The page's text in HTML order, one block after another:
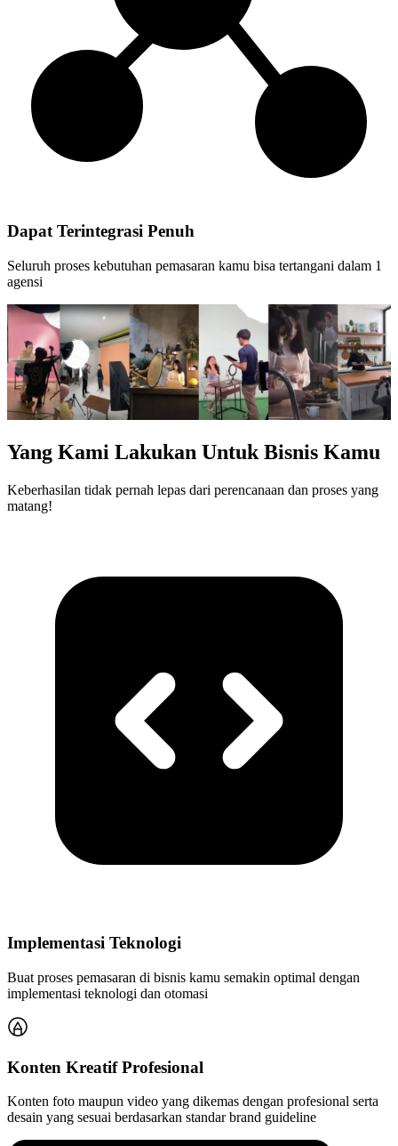
Dapat Terintegrasi Penuh
Seluruh proses kebutuhan pemasaran kamu bisa tertangani dalam 1
agensi
Yang Kami Lakukan Untuk Bisnis Kamu
Keberhasilan tidak pernah lepas dari perencanaan dan proses yang
matang!
Implementasi Teknologi
Buat proses pemasaran di bisnis kamu semakin optimal dengan
implementasi teknologi dan otomasi
Konten Kreatif Profesional
Konten foto maupun video yang dikemas dengan profesional serta
desain yang sesuai berdasarkan standar brand guideline